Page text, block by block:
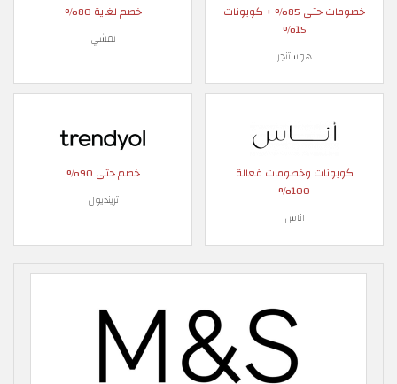
خصومات حتى 85% + كوبونات
15%
هوستنجر
خصم لغاية 80%
نمشي
كوبونات وخصومات فعالة
100%
اناس
خصم حتى 90%
ترينديول